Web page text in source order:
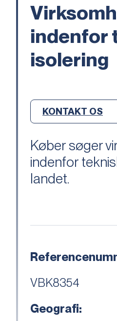
indenfor
isolering
KONTAKT OS
Køber søger
indenfor
landet.
VBK8354
Geografi: